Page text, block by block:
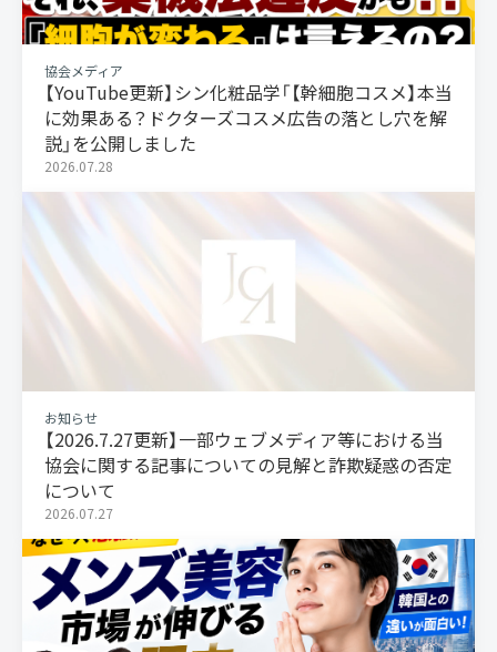
協会メディア
【YouTube更新】シン化粧品学「【幹細胞コスメ】本当
に効果ある？ドクターズコスメ広告の落とし穴を解
説」を公開しました
2026.07.28
お知らせ
【2026.7.27更新】一部ウェブメディア等における当
協会に関する記事についての見解と詐欺疑惑の否定
について
2026.07.27